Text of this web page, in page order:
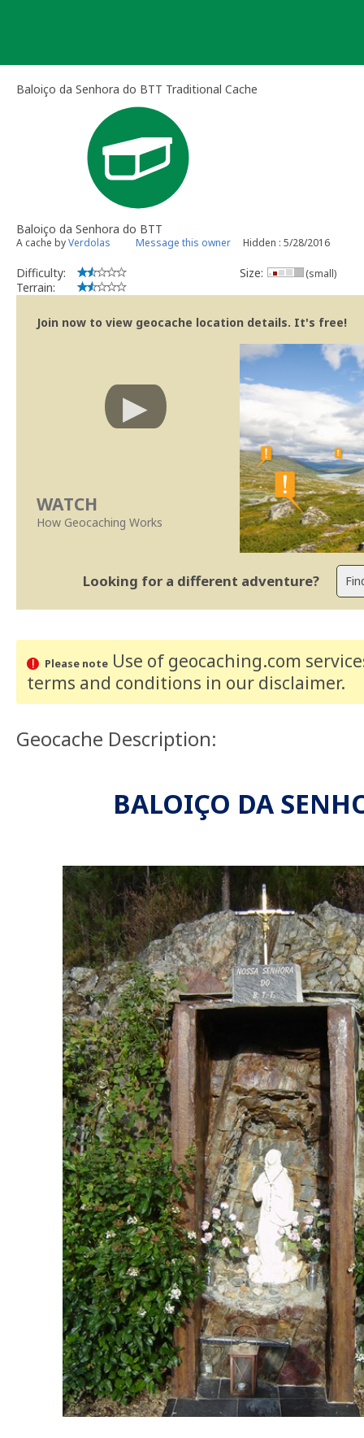
Baloiço da Senhora do BTT Traditional Cache
Baloiço da Senhora do BTT
A cache byVerdolas Message this owner Hidden : 5/28/2016
Difficulty:
Terrain:
Size: (small)
Join now to view geocache location details. It's free!
WATCH
How Geocaching Works
Looking for a different adventure?
Please noteUse of geocaching.com
terms and conditions in our disclaimer.
Geocache Description:
BALOIÇO DA